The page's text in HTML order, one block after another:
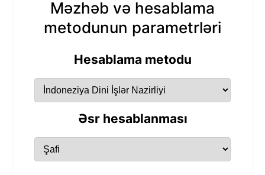
Məzhəb və hesablama
metodunun parametrləri
Hesablama metodu
Əsr hesablanması